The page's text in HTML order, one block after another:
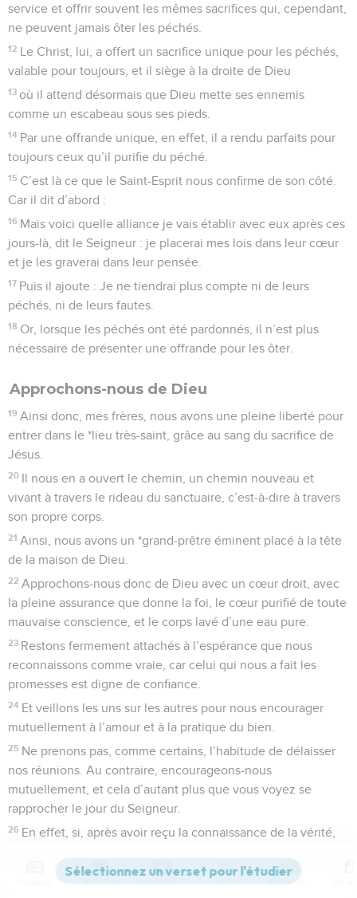
service et offrir souvent les mêmes sacrifices qui, cependant,
ne peuvent jamais ôter les péchés.
12 Le Christ, lui, a offert un sacrifice unique pour les péchés,
valable pour toujours, et il siège à la droite de Dieu
13 où il attend désormais que Dieu mette ses ennemis
comme un escabeau sous ses pieds.
14 Par une offrande unique, en effet, il a rendu parfaits pour
toujours ceux qu’il purifie du péché.
15 C’est là ce que le Saint-Esprit nous confirme de son côté.
Car il dit d’abord :
16 Mais voici quelle alliance je vais établir avec eux après ces
jours-là, dit le Seigneur : je placerai mes lois dans leur cœur
et je les graverai dans leur pensée.
17 Puis il ajoute : Je ne tiendrai plus compte ni de leurs
péchés, ni de leurs fautes.
18 Or, lorsque les péchés ont été pardonnés, il n’est plus
nécessaire de présenter une offrande pour les ôter.
Approchons-nous de Dieu
19 Ainsi donc, mes frères, nous avons une pleine liberté pour
entrer dans le *lieu très-saint, grâce au sang du sacrifice de
Jésus.
20 Il nous en a ouvert le chemin, un chemin nouveau et
vivant à travers le rideau du sanctuaire, c’est-à-dire à travers
son propre corps.
21 Ainsi, nous avons un *grand-prêtre éminent placé à la tête
de la maison de Dieu.
22 Approchons-nous donc de Dieu avec un cœur droit, avec
la pleine assurance que donne la foi, le cœur purifié de toute
mauvaise conscience, et le corps lavé d’une eau pure.
23 Restons fermement attachés à l’espérance que nous
reconnaissons comme vraie, car celui qui nous a fait les
promesses est digne de confiance.
24 Et veillons les uns sur les autres pour nous encourager
mutuellement à l’amour et à la pratique du bien.
25 Ne prenons pas, comme certains, l’habitude de délaisser
nos réunions. Au contraire, encourageons-nous
mutuellement, et cela d’autant plus que vous voyez se
rapprocher le jour du Seigneur.
26 En effet, si, après avoir reçu la connaissance de la vérité,
pour nous de sacrifice pour les péchés.
Versions Commentaires Strong